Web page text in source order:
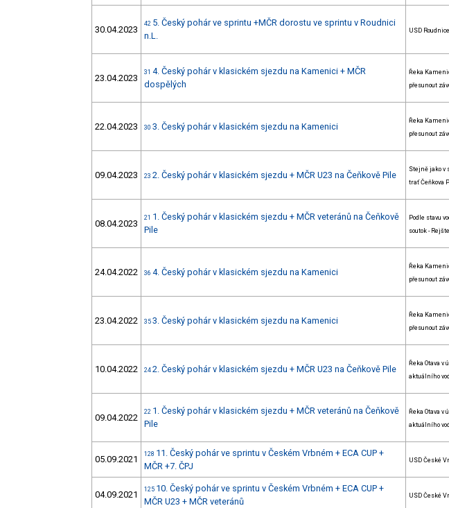
30.04.2023
42 5. Český pohár ve sprintu +MČR dorostu ve sprintu v Roudnici
n.L.
USD
23.04.2023
31 4. Český pohár v klasickém sjezdu na Kamenici + MČR
dospělých
Řeka
přesunout
22.04.2023 30 3. Český pohár v klasickém sjezdu na Kamenici
Řeka
přesunout
09.04.2023 23 2. Český pohár v klasickém sjezdu + MČR U23 na Čeňkově Pile
Stejně jako v
trať Čeňkova
08.04.2023
21 1. Český pohár v klasickém sjezdu + MČR veteránů na Čeňkově
Pile
Podle stavu
soutok -
24.04.2022 36 4. Český pohár v klasickém sjezdu na Kamenici
Řeka
přesunout
23.04.2022 35 3. Český pohár v klasickém sjezdu na Kamenici
Řeka
přesunout
10.04.2022 24 2. Český pohár v klasickém sjezdu + MČR U23 na Čeňkově Pile
Řeka Otava v
aktuálního
09.04.2022
22 1. Český pohár v klasickém sjezdu + MČR veteránů na Čeňkově
Pile
Řeka Otava v
aktuálního
05.09.2021 128 11. Český pohár ve sprintu v Českém Vrbném + ECA CUP +
MČR +7. ČPJ
USD České
04.09.2021 125 10. Český pohár ve sprintu v Českém Vrbném + ECA CUP +
MČR U23 + MČR veteránů
USD České